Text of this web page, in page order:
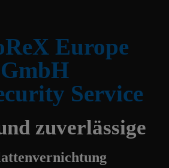
Europe
GmbH
Service
zuverlässige